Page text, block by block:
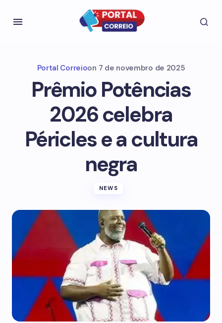
Portal Correioon 7 de novembro de 2025
Prêmio Potências
2026 celebra
Péricles e a cultura
negra
NEWS